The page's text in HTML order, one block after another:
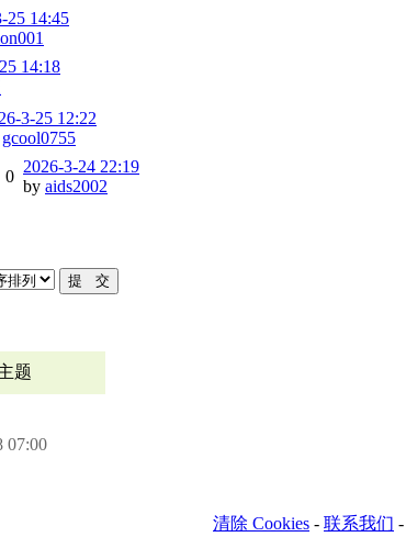
25 14:45
14:18
3-25 12:22
gcool0755
0
2026-3-24 22:19
by aids2002
题
07:00
清除 Cookies - 联系我们 -